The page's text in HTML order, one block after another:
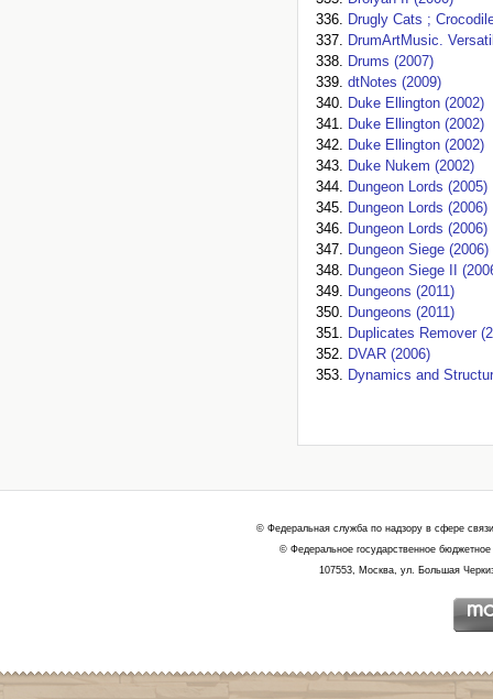
Drugly Cats ;
DrumArtMusic.
Drums (2007)
dtNotes (2009)
Duke Ellington (2002)
Duke Ellington (2002)
Duke Ellington (2002)
Duke Nukem (2002)
Dungeon Lords (2005)
Dungeon Lords (2006)
Dungeon Lords (2006)
Dungeon Siege (2006)
Dungeon Siege II
Dungeons (2011)
Dungeons (2011)
Duplicates Remover
DVAR (2006)
Dynamics and
© Федеральная служба по надзору в сфере
© Федеральное государственное
107553, Москва, ул. Большая